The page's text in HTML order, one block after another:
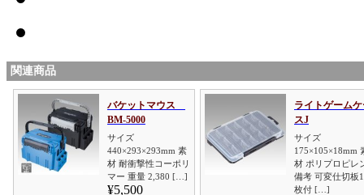
関連商品
バケットマウス
BM-5000
サイズ
440×293×293mm 素
材 耐衝撃性コーポリ
マー 重量 2,380 […]
¥5,500
ライトゲーム
スJ
サイズ
175×105×18mm
材 ポリプロピレ
備考 可変仕切板
枚付 […]